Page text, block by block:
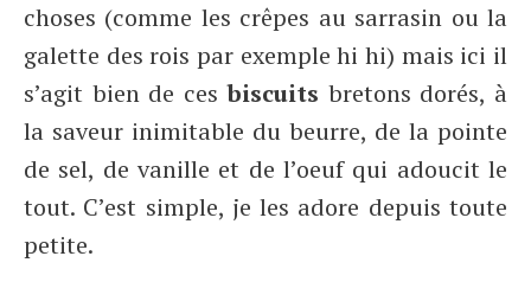
choses (comme les crêpes au sarrasin ou la
galette des rois par exemple hi hi) mais ici il
s’agit bien de cesbiscuits bretons dorés, à
la saveur inimitable du beurre, de la pointe
de sel, de vanille et de l’oeuf qui adoucit le
tout. C’est simple, je les adore depuis toute
petite.